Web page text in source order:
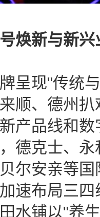
焕新与新兴
呈现"传统
顺、德州
产品线和
德克士、
尔安亲等
速布局三
水铺以"养